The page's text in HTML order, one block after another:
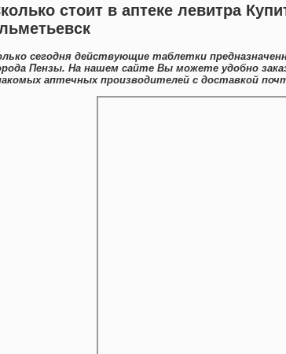
стоит в аптеке левитра
сегодня действующие таблетки
Пензы. На нашем сайте Вы можете удобно
аптечных производителей с доставкой